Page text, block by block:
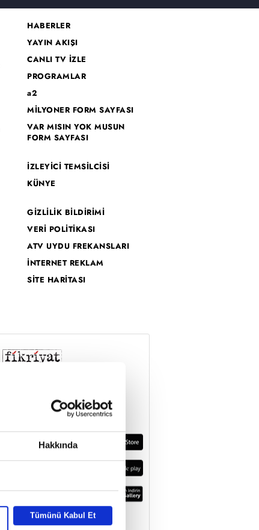
Hakkında
Tümünü Kabul Et
HABERLER
YAYIN AKIŞI
CANLI TV İZLE
PROGRAMLAR
a2
MİLYONER FORM SAYFASI
VAR MISIN YOK MUSUN
FORM SAYFASI
İZLEYİCİ TEMSİLCİSİ
KÜNYE
GİZLİLİK BİLDİRİMİ
VERİ POLİTİKASI
ATV UYDU FREKANSLARI
İNTERNET REKLAM
SİTE HARİTASI